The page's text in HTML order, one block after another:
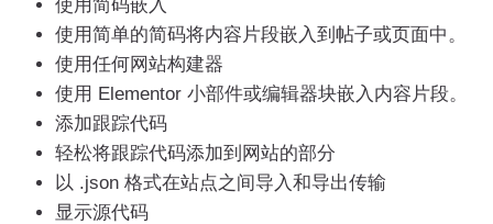
使用简码嵌入
使用简单的简码将内容片段嵌入到帖子或页面中。
使用任何网站构建器
使用 Elementor 小部件或编辑器块嵌入内容片段。
添加跟踪代码
轻松将跟踪代码添加到网站的部分
以 .json 格式在站点之间导入和导出传输
显示源代码